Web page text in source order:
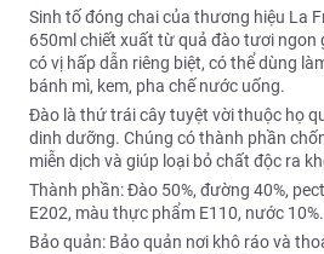
Sinh tố đóng chai của thương hiệu La
650ml chiết xuất từ quả đào tươi ngon
có vị hấp dẫn riêng biệt, có thể dùng
bánh mì, kem, pha chế nước uống.
Đào là thứ trái cây tuyệt vời thuộc họ
dinh dưỡng. Chúng có thành phần
miễn dịch và giúp loại bỏ chất độc ra
Thành phần: Đào 50%, đường 40%,
E202, màu thực phẩm E110, nước
Bảo quản: Bảo quản nơi khô ráo và